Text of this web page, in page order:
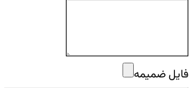
فایل ضمیمه